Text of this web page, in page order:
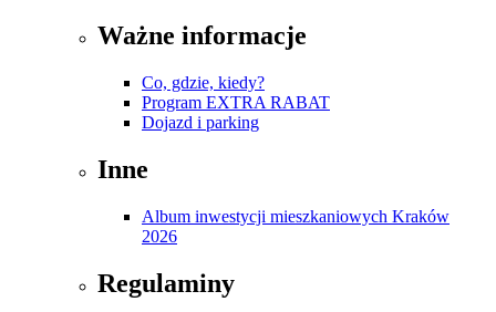
Ważne informacje
Co, gdzie, kiedy?
Program EXTRA RABAT
Dojazd i parking
Inne
Album inwestycji mieszkaniowych Kraków
2026
Regulaminy